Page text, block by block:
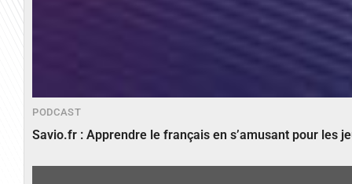
PODCAST
Savio.fr : Apprendre le français en s’amusant pour les